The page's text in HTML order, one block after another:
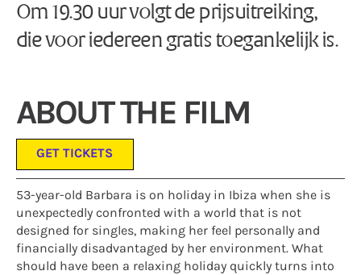
Om 19.30 uur volgt de prijsuitreiking,
die voor iedereen gratis toegankelijk is.
ABOUT THE FILM
GET TICKETS
53-year-old Barbara is on holiday in Ibiza when she is
unexpectedly confronted with a world that is not
designed for singles, making her feel personally and
financially disadvantaged by her environment. What
should have been a relaxing holiday quickly turns into